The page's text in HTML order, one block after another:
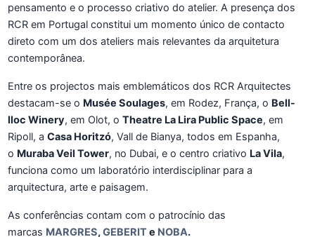
pensamento e o processo criativo do atelier. A presença dos
RCR em Portugal constitui um momento único de contacto
direto com um dos ateliers mais relevantes da arquitetura
contemporânea.
Entre os projectos mais emblemáticos dos RCR Arquitectes
destacam-se o Musée Soulages, em Rodez, França, o Bell-
lloc Winery, em Olot, o Theatre La Lira Public Space, em
Ripoll, a Casa Horitzó, Vall de Bianya, todos em Espanha,
o Muraba Veil Tower, no Dubai, e o centro criativo La Vila,
funciona como um laboratório interdisciplinar para a
arquitectura, arte e paisagem.
As conferências contam com o patrocínio das
marcas MARGRES,GEBERITe NOBA.